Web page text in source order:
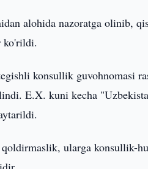
alohida nazoratga olinib,
ko'rildi.
konsullik guvohnomasi
E.X. kuni kecha
ularga konsullik-